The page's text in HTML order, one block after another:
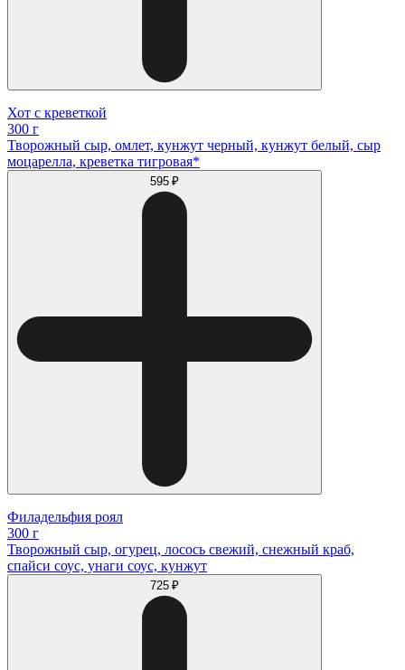
Хот с креветкой
300 г
Творожный сыр, омлет, кунжут черный, кунжут белый, сыр
моцарелла, креветка тигровая*
595 ₽
Филадельфия роял
300 г
Творожный сыр, огурец, лосось свежий, снежный краб,
спайси соус, унаги соус, кунжут
725 ₽